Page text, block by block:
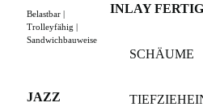
Belastbar |
Trolleyfähig |
Sandwichbauweise
JAZZ
INLAY
SCHÄUME